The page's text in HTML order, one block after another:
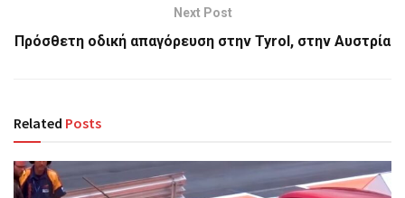
Next Post
Πρόσθετη οδική απαγόρευση στην Tyrol, στην Αυστρία
Related Posts